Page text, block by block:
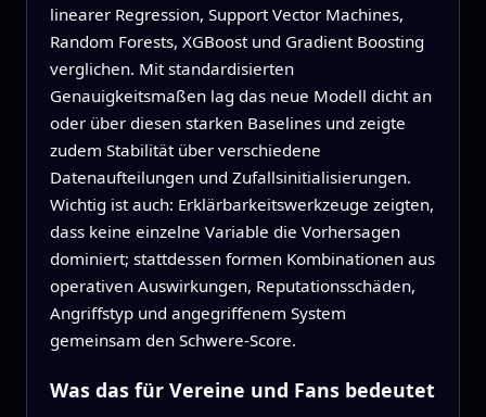
linearer Regression, Support Vector Machines,
Random Forests, XGBoost und Gradient Boosting
verglichen. Mit standardisierten
Genauigkeitsmaßen lag das neue Modell dicht an
oder über diesen starken Baselines und zeigte
zudem Stabilität über verschiedene
Datenaufteilungen und Zufallsinitialisierungen.
Wichtig ist auch: Erklärbarkeitswerkzeuge zeigten,
dass keine einzelne Variable die Vorhersagen
dominiert; stattdessen formen Kombinationen aus
operativen Auswirkungen, Reputationsschäden,
Angriffstyp und angegriffenem System
gemeinsam den Schwere‑Score.
Was das für Vereine und Fans bedeutet